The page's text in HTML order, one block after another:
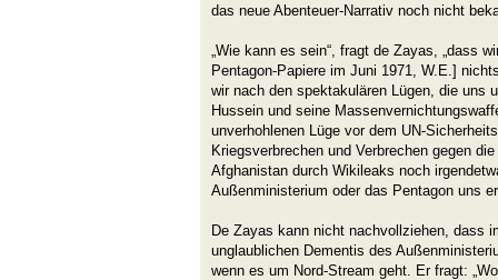
das neue Abenteuer-Narrativ noch nicht
„Wie kann es sein“, fragt de Zayas, „dass
Pentagon-Papiere im Juni 1971, W.E.]
wir nach den spektakulären Lügen, die uns
Hussein und seine
unverhohlenen Lüge vor dem UN-
Kriegsverbrechen und Verbrechen gegen
Afghanistan durch Wikileaks noch
Außenministerium oder das Pentagon uns
De Zayas kann nicht nachvollziehen, dass
unglaublichen Dementis des
wenn es um Nord-Stream geht. Er fragt: